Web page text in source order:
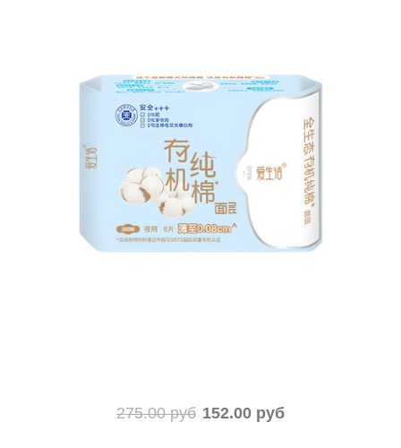
275.00 руб 152.00 руб